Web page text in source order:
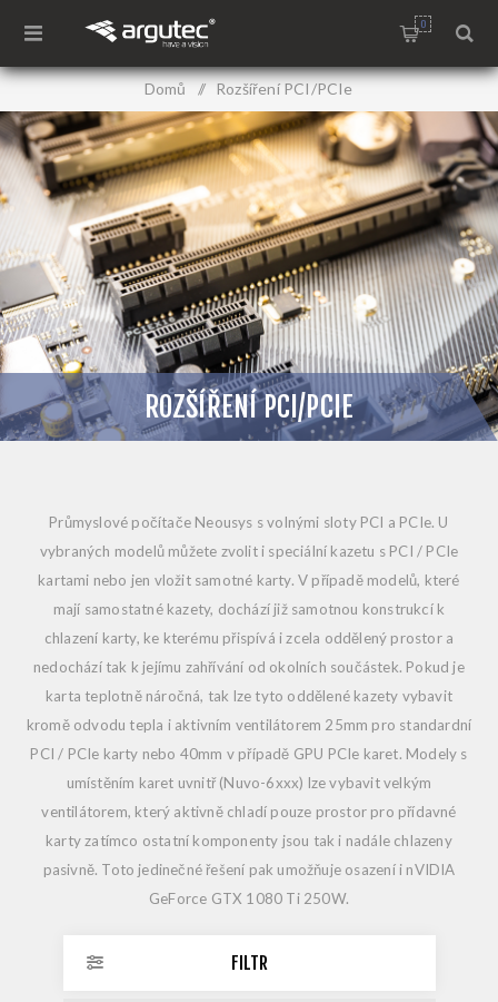
0
Domů / Rozšíření PCI/PCIe
ROZŠÍŘENÍ PCI/PCIE
Průmyslové počítače Neousys s volnými sloty PCI a PCIe. U
vybraných modelů můžete zvolit i speciální kazetu s PCI / PCIe
kartami nebo jen vložit samotné karty. V případě modelů, které
mají samostatné kazety, dochází již samotnou konstrukcí k
chlazení karty, ke kterému přispívá i zcela oddělený prostor a
nedochází tak k jejímu zahřívání od okolních součástek. Pokud je
karta teplotně náročná, tak lze tyto oddělené kazety vybavit
kromě odvodu tepla i aktivním ventilátorem 25mm pro standardní
PCI / PCIe karty nebo 40mm v případě GPU PCIe karet. Modely s
umístěním karet uvnitř (Nuvo-6xxx) lze vybavit velkým
ventilátorem, který aktivně chladí pouze prostor pro přídavné
karty zatímco ostatní komponenty jsou tak i nadále chlazeny
pasivně. Toto jedinečné řešení pak umožňuje osazení i nVIDIA
GeForce GTX 1080 Ti 250W.
FILTR